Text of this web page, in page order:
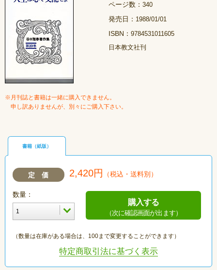
ページ数： 340
発売日： 1988/01/01
ISBN： 9784531011605
日本教文社刊
※月刊誌と書籍は一緒に購入できません。
申し訳ありませんが、別々にご購入下さい。
書籍（紙版）
定 価 2,420円 （税込・送料別）
数量：
購入する
（次に確認画面が出ます）
（数量は在庫がある場合は、100まで変更することができます）
特定商取引法に基づく表示